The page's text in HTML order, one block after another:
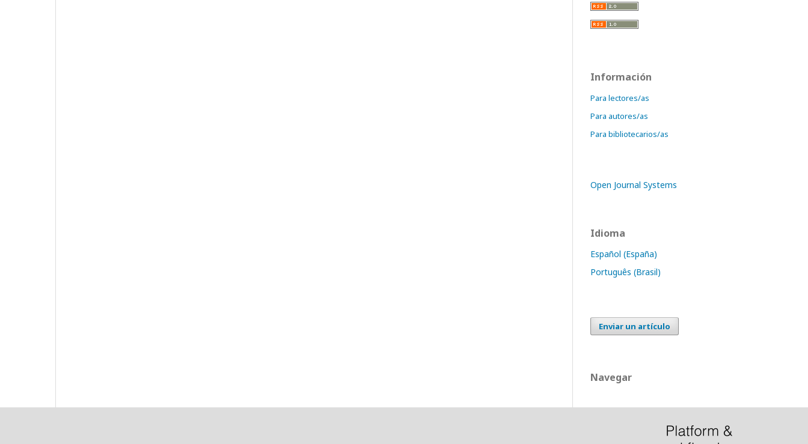
Información
Para lectores/as
Para autores/as
Para bibliotecarios/as
Open Journal Systems
Idioma
Español (España)
Português (Brasil)
Enviar un artículo
Navegar